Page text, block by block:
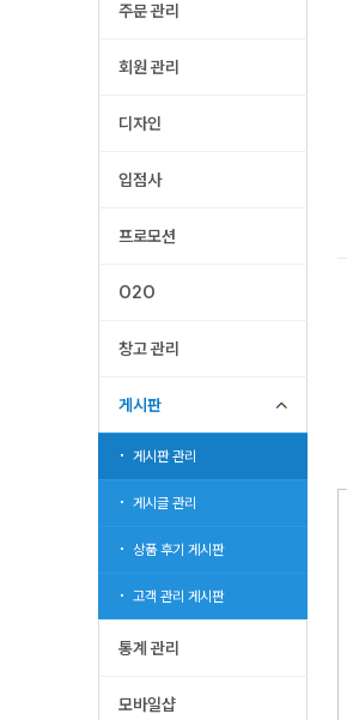
주문 관리
회원 관리
디자인
입점사
프로모션
O2O
창고 관리
게시판
게시판 관리
게시글 관리
상품 후기 게시판
고객 관리 게시판
통계 관리
모바일샵